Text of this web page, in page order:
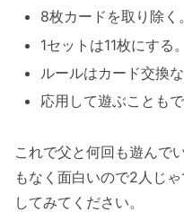
8枚カードを取り除く。
1セットは11枚にする。
ルールはカード交換
応用して遊ぶこともで
これで父と何回も遊んで
もなく面白いので2人じ
してみてください。